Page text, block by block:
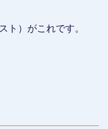
ト）がこれです。